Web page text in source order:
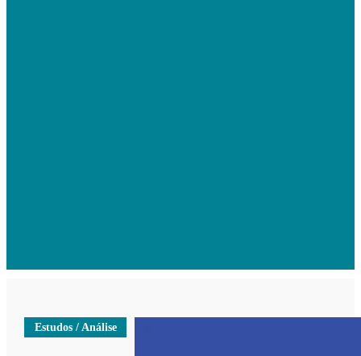
Estudos / Análise